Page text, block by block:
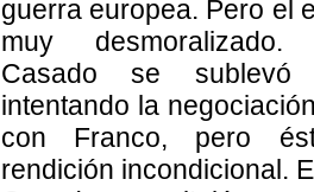
guerra europea. Pero el
muy
Casado se sublevó
intentando la
con Franco, pero
rendición incondicional.